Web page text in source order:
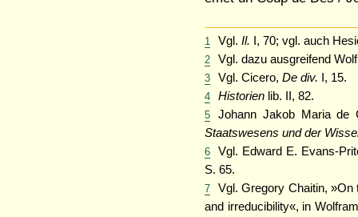
1 Vgl.Il. I, 70; vgl. auch
2 Vgl. dazu ausgreifend
3 Vgl. Cicero,De div. I, 15.
4 Historien lib. II, 82.
5
Johann Jakob Maria de
Staatswesens und der
6
Vgl. Edward E. Evans-
S. 65.
7
Vgl. Gregory Chaitin, »On
and irreducibility«, in